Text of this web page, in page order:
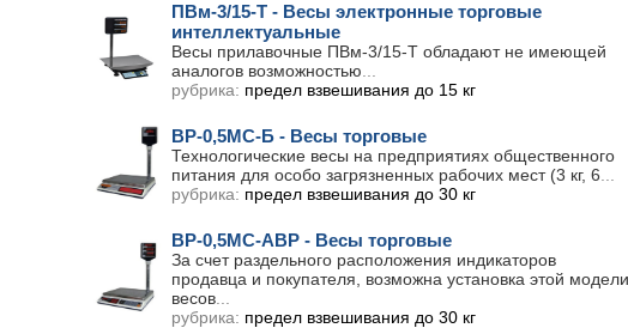
ПВм-3/15-Т - Весы электронные торговые
интеллектуальные
Весы прилавочные ПВм-3/15-Т обладают не имеющей
аналогов возможностью
рубрика: предел взвешивания до 15 кг
ВР-0,5МС-Б - Весы торговые
Технологические весы на предприятиях общественного
питания для особо загрязненных рабочих мест (3 кг, 6
рубрика: предел взвешивания до 30 кг
ВР-0,5МС-АВР - Весы торговые
За счет раздельного расположения индикаторов
продавца и покупателя, возможна установка этой модели
весов
рубрика: предел взвешивания до 30 кг